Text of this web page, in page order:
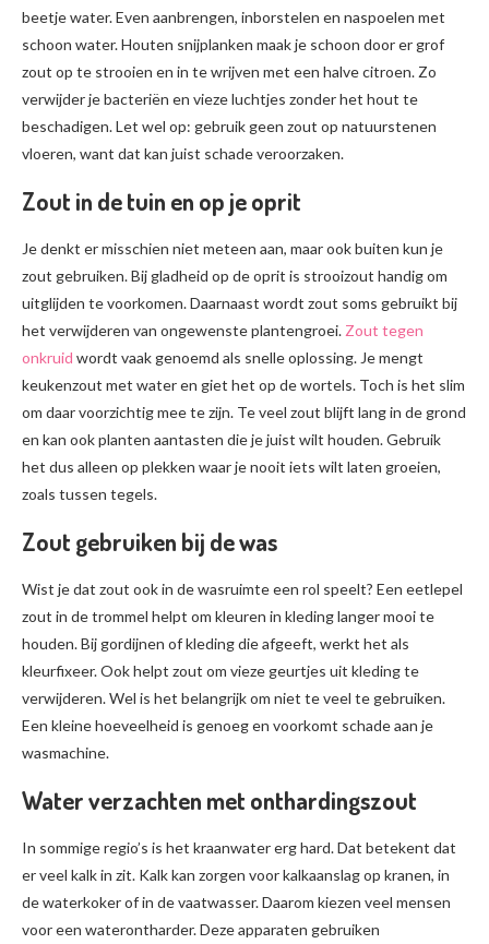
beetje water. Even aanbrengen, inborstelen en naspoelen met
schoon water. Houten snijplanken maak je schoon door er grof
zout op te strooien en in te wrijven met een halve citroen. Zo
verwijder je bacteriën en vieze luchtjes zonder het hout te
beschadigen. Let wel op: gebruik geen zout op natuurstenen
vloeren, want dat kan juist schade veroorzaken.
Zout in de tuin en op je oprit
Je denkt er misschien niet meteen aan, maar ook buiten kun je
zout gebruiken. Bij gladheid op de oprit is strooizout handig om
uitglijden te voorkomen. Daarnaast wordt zout soms gebruikt bij
het verwijderen van ongewenste plantengroei. Zout tegen
onkruid wordt vaak genoemd als snelle oplossing. Je mengt
keukenzout met water en giet het op de wortels. Toch is het slim
om daar voorzichtig mee te zijn. Te veel zout blijft lang in de grond
en kan ook planten aantasten die je juist wilt houden. Gebruik
het dus alleen op plekken waar je nooit iets wilt laten groeien,
zoals tussen tegels.
Zout gebruiken bij de was
Wist je dat zout ook in de wasruimte een rol speelt? Een eetlepel
zout in de trommel helpt om kleuren in kleding langer mooi te
houden. Bij gordijnen of kleding die afgeeft, werkt het als
kleurfixeer. Ook helpt zout om vieze geurtjes uit kleding te
verwijderen. Wel is het belangrijk om niet te veel te gebruiken.
Een kleine hoeveelheid is genoeg en voorkomt schade aan je
wasmachine.
Water verzachten met onthardingszout
In sommige regio’s is het kraanwater erg hard. Dat betekent dat
er veel kalk in zit. Kalk kan zorgen voor kalkaanslag op kranen, in
de waterkoker of in de vaatwasser. Daarom kiezen veel mensen
voor een waterontharder. Deze apparaten gebruiken